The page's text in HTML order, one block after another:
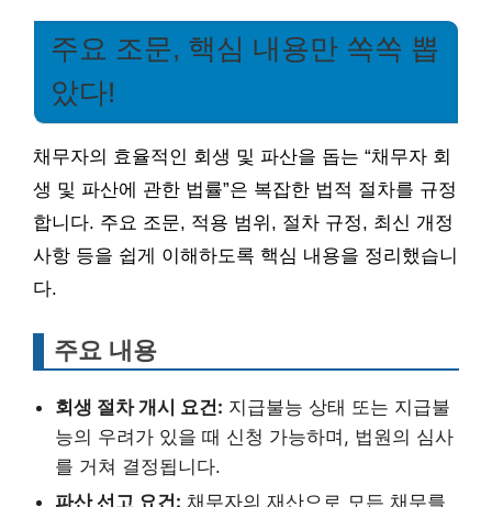
주요 조문, 핵심 내용만 쏙쏙 뽑
았다!
채무자의 효율적인 회생 및 파산을 돕는 “채무자 회
생 및 파산에 관한 법률”은 복잡한 법적 절차를 규정
합니다. 주요 조문, 적용 범위, 절차 규정, 최신 개정
사항 등을 쉽게 이해하도록 핵심 내용을 정리했습니
다.
주요 내용
회생 절차 개시 요건: 지급불능 상태 또는 지급불
능의 우려가 있을 때 신청 가능하며, 법원의 심사
를 거쳐 결정됩니다.
파산 선고 요건: 채무자의 재산으로 모든 채무를